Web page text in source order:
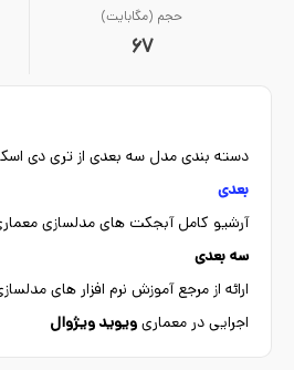
حجم (مگابایت)
67
دسته بندی مدل سه بعدی از تری دی
بعدی
آرشیو کامل آبجکت های مدلسازی
سه بعدی
ارائه از مرجع آموزش نرم افزار های
اجرایی در معماریویوید ویژوال